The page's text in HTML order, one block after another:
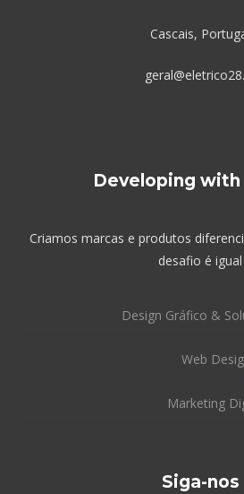
Cascais,
Developing with
Criamos marcas e produtos
desafio é igual
Design Gráfico &
Web
Marketing
Siga-nos